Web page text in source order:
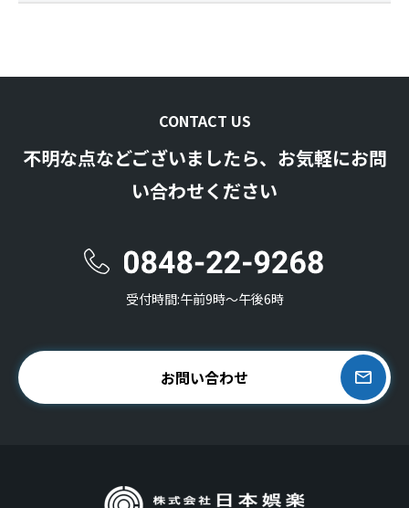
CONTACT US
不明な点などございましたら、お気軽にお問
い合わせください
受付時間:午前9時〜午後6時
お問い合わせ